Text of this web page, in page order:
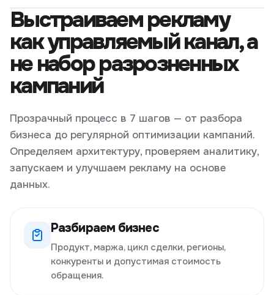
Выстраиваем рекламу
как управляемый канал, а
не набор разрозненных
кампаний
Прозрачный процесс в 7 шагов — от разбора
бизнеса до регулярной оптимизации кампаний.
Определяем архитектуру, проверяем аналитику,
запускаем и улучшаем рекламу на основе
данных.
Разбираем бизнес
Продукт, маржа, цикл сделки, регионы,
конкуренты и допустимая стоимость
обращения.